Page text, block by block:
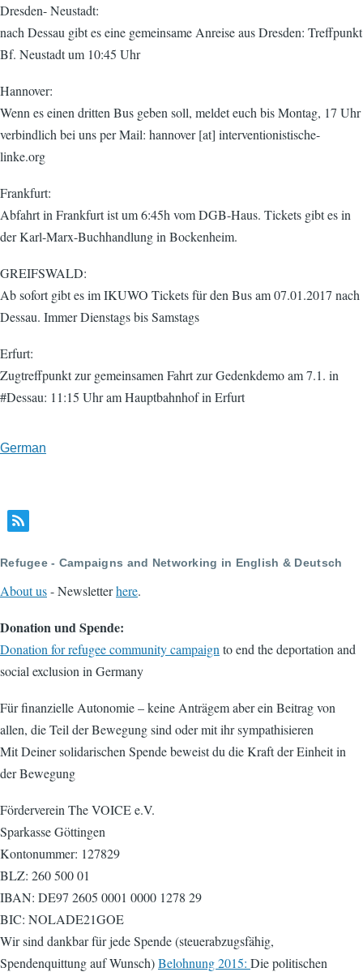
Dresden- Neustadt:
nach Dessau gibt es eine gemeinsame Anreise aus Dresden: Treffpunkt
Bf. Neustadt um 10:45 Uhr
Hannover:
Wenn es einen dritten Bus geben soll, meldet euch bis Montag, 17 Uhr
verbindlich bei uns per Mail: hannover [at] interventionistische-
linke.org
Frankfurt:
Abfahrt in Frankfurt ist um 6:45h vom DGB-Haus. Tickets gibt es in
der Karl-Marx-Buchhandlung in Bockenheim.
GREIFSWALD:
Ab sofort gibt es im IKUWO Tickets für den Bus am 07.01.2017 nach
Dessau. Immer Dienstags bis Samstags
Erfurt:
Zugtreffpunkt zur gemeinsamen Fahrt zur Gedenkdemo am 7.1. in
#Dessau: 11:15 Uhr am Hauptbahnhof in Erfurt
German
Refugee - Campaigns and Networking in English & Deutsch
About us- Newsletterhere.
Donation und Spende:
Donation for refugee community campaign to end the deportation and
social exclusion in Germany
Für finanzielle Autonomie – keine Anträgem aber ein Beitrag von
allen, die Teil der Bewegung sind oder mit ihr sympathisieren
Mit Deiner solidarischen Spende beweist du die Kraft der Einheit in
der Bewegung
Förderverein The VOICE e.V.
Sparkasse Göttingen
Kontonummer: 127829
BLZ: 260 500 01
IBAN: DE97 2605 0001 0000 1278 29
BIC: NOLADE21GOE
Wir sind dankbar für jede Spende (steuerabzugsfähig,
Spendenquittung auf Wunsch)Belohnung 2015: Die politischen